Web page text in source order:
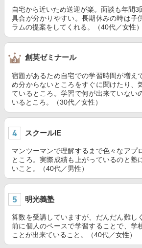
自宅から近いため送迎が楽。面談も年間3
具合が分かりやすい。長期休みの時は子
ラムの提案をしてくれる。（40代／女性）
創英ゼミナール
宿題があるため自宅での学習時間が増え
め分からないところをすぐに聞けたり、
ているところ。学習で何が出来ていない
いるところ。（30代／女性）
スクールIE
マンツーマンで理解するまで色々なアプ
ところ。実際成績も上がっているのと塾
いこと。（40代／男性）
明光義塾
算数を受講していますが、だんだん難し
前に個人のペースで学習することで、学
ことが出来ていること。（40代／女性）